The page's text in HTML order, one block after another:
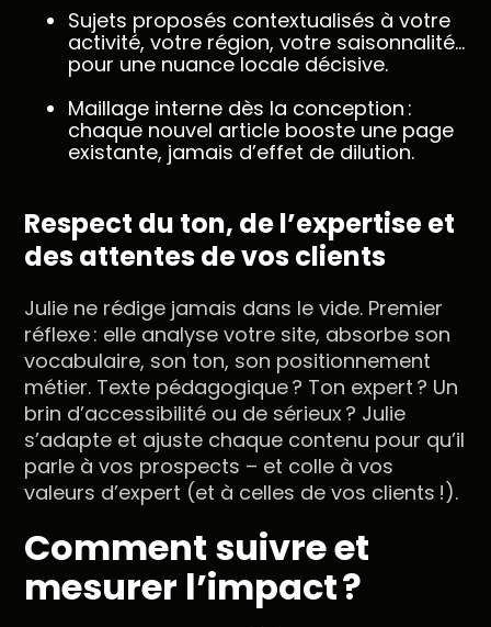
Sujets proposés contextualisés à votre
activité, votre région, votre saisonnalité…
pour une nuance locale décisive.
Maillage interne dès la conception :
chaque nouvel article booste une page
existante, jamais d’effet de dilution.
Respect du ton, de l’expertise et
des attentes de vos clients
Julie ne rédige jamais dans le vide. Premier
réflexe : elle analyse votre site, absorbe son
vocabulaire, son ton, son positionnement
métier. Texte pédagogique ? Ton expert ? Un
brin d’accessibilité ou de sérieux ? Julie
s’adapte et ajuste chaque contenu pour qu’il
parle à vos prospects – et colle à vos
valeurs d’expert (et à celles de vos clients !).
Comment suivre et
mesurer l’impact ?